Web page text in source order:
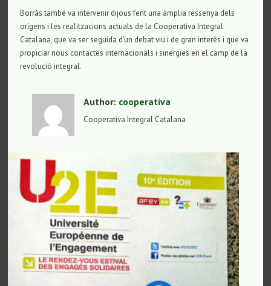
Borràs també va intervenir dijous fent una àmplia ressenya dels
orígens i les realitzacions actuals de la Cooperativa Integral
Catalana, que va ser seguida d’un debat viu i de gran interès i que va
propiciar nous contactes internacionals i sinergies en el camp de la
revolució integral.
Author: cooperativa
Cooperativa Integral Catalana